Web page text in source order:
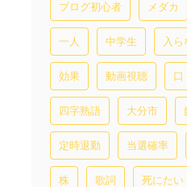
ブログ初心者 メダカ
一人 中学生 入ら
効果 動画視聴 口
四字熟語 大分市
定時退勤 当選確率
株 歌詞 死にたい